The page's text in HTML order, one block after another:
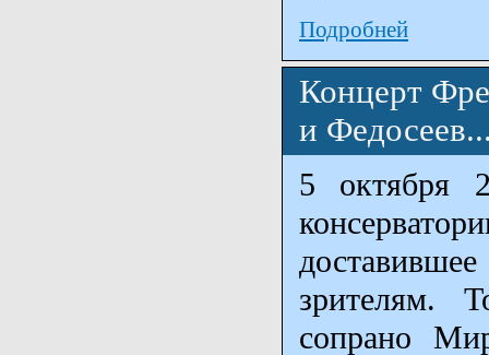
Подробней
Концерт
и
5 октября
зрителям.
сопрано